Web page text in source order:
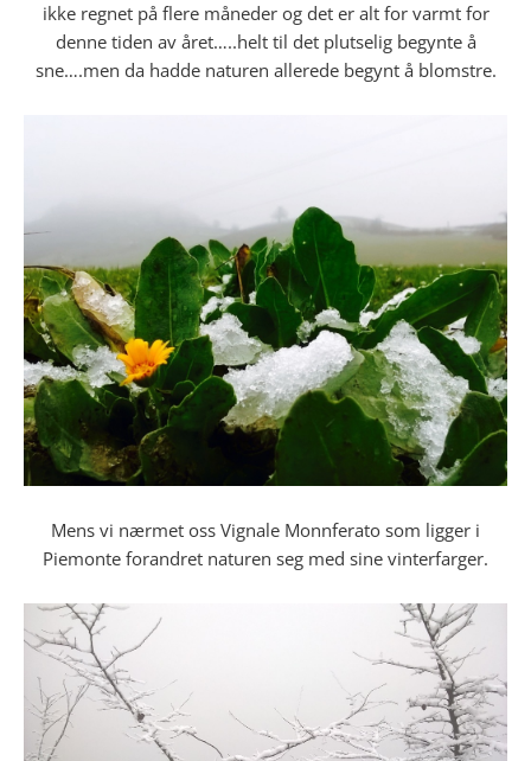
ikke regnet på flere måneder og det er alt for varmt for
denne tiden av året…..helt til det plutselig begynte å
sne….men da hadde naturen allerede begynt å blomstre.
Mens vi nærmet oss Vignale Monnferato som ligger i
Piemonte forandret naturen seg med sine vinterfarger.